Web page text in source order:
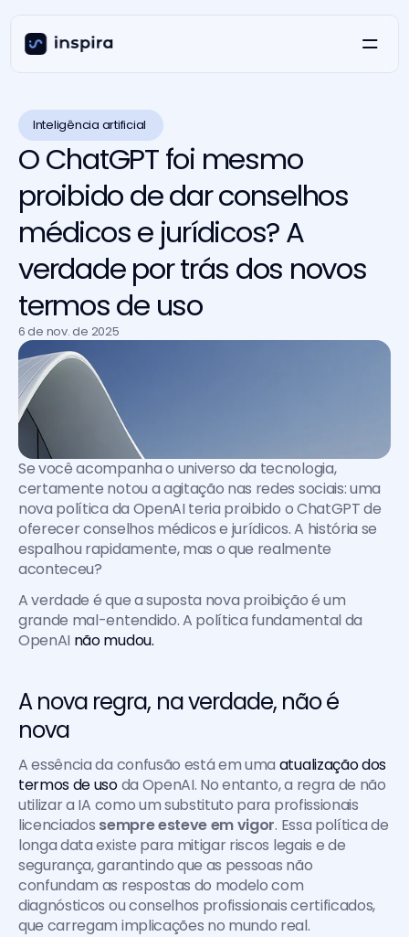
Inteligência artificial
O ChatGPT foi mesmo
proibido de dar conselhos
médicos e jurídicos? A
verdade por trás dos novos
termos de uso
6 de nov. de 2025
Se você acompanha o universo da tecnologia,
certamente notou a agitação nas redes sociais: uma
nova política da OpenAI teria proibido o ChatGPT de
oferecer conselhos médicos e jurídicos. A história se
espalhou rapidamente, mas o que realmente
aconteceu?
A verdade é que a suposta nova proibição é um
grande mal-entendido. A política fundamental da
OpenAI não mudou.
A nova regra, na verdade, não é
nova
A essência da confusão está em uma atualização dos
termos de uso da OpenAI. No entanto, a regra de não
utilizar a IA como um substituto para profissionais
licenciados sempre esteve em vigor. Essa política de
longa data existe para mitigar riscos legais e de
segurança, garantindo que as pessoas não
confundam as respostas do modelo com
diagnósticos ou conselhos profissionais certificados,
que carregam implicações no mundo real.